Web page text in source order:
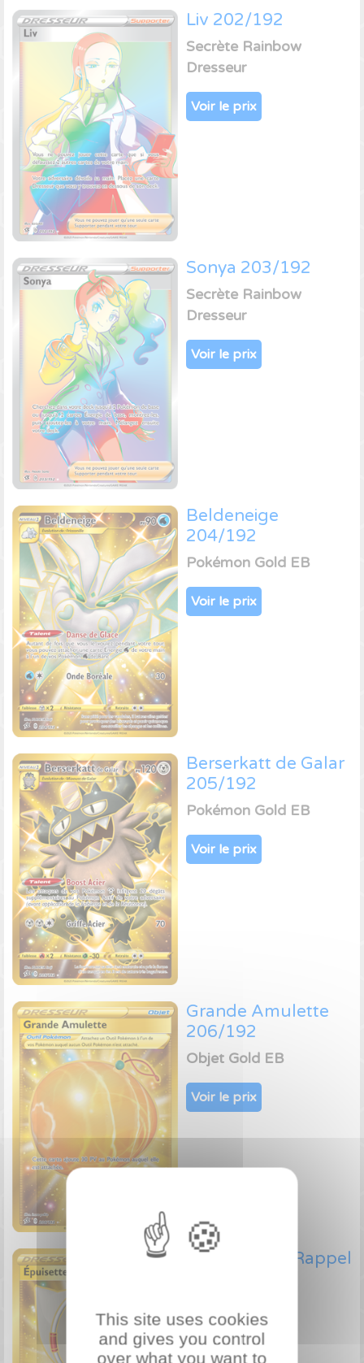
Liv 202/192
Secrète Rainbow
Dresseur
Voir le prix
Sonya 203/192
Secrète Rainbow
Dresseur
Voir le prix
Beldeneige
204/192
Pokémon Gold EB
Voir le prix
Berserkatt de Galar
205/192
Pokémon Gold EB
Voir le prix
Grande Amulette
206/192
Objet Gold EB
Voir le prix
Épuisette de Rappel
Voir le prix
This site uses cookies
and gives you control
over what you want to